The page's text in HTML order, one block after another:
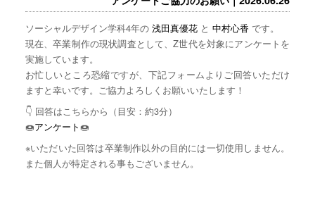
ソーシャルデザイン学科4年の 浅田真優花と 中村心香 です。
現在、卒業制作の現状調査として、Z世代を対象にアンケートを
実施しています。
お忙しいところ恐縮ですが、下記フォームよりご回答いただけ
ますと幸いです。ご協力よろしくお願いいたします！
👇 回答はこちらから（目安：約3分）
🍩アンケート🍩
※いただいた回答は卒業制作以外の目的には一切使用しません。
また個人が特定される事もございません。